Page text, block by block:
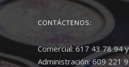
CONTÁCTENOS:
Comercial: 617 43 78 94
Administración: 609 221